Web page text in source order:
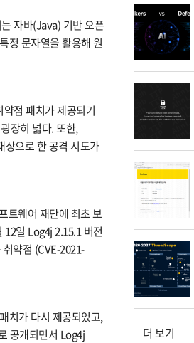
자바(Java) 기반 오픈
정 문자열을 활용해 원
점 패치가 제공되기
장히 넓다. 또한,
상으로 한 공격 시도가
트웨어 재단에 최초 보
일 Log4j 2.15.1 버전
약점 (CVE-2021-
치가 다시 제공되었고,
공개되면서 Log4j
더 보기